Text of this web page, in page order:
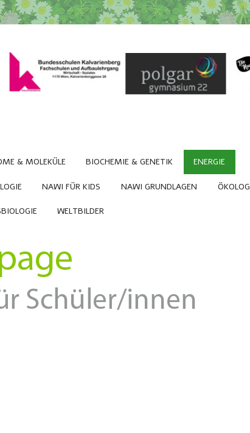
& MOLEKÜLE BIOCHEMIE & GENETIK ENERGIE
NAWI FÜR KIDS NAWI GRUNDLAGEN ÖKOLOG
WELTBILDER